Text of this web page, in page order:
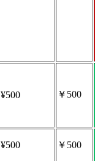
¥500 ￥500
¥500 ￥500